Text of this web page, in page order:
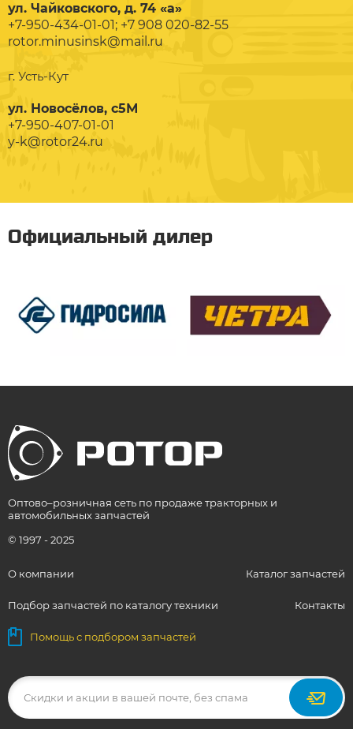
ул. Чайковского, д. 74 «а»
+7-950-434-01-01; +7 908 020-82-55
rotor.minusinsk@mail.ru
г. Усть-Кут
ул. Новосёлов, с5М
+7-950-407-01-01
y-k@rotor24.ru
Официальный дилер
Оптово–розничная сеть по продаже тракторных и
автомобильных запчастей
© 1997 - 2025
О компании Каталог запчастей
Подбор запчастей по каталогу техники Контакты
Помощь с подбором запчастей